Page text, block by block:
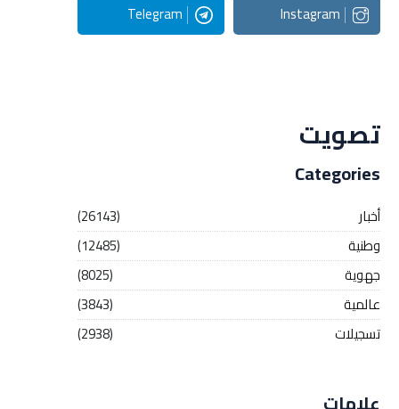
Instagram
Telegram
تصويت
Categories
أخبار
(26143)
وطنية
(12485)
جهوية
(8025)
عالمية
(3843)
تسجيلات
(2938)